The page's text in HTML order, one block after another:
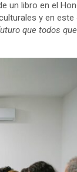
un libro en el
y en este
que todos